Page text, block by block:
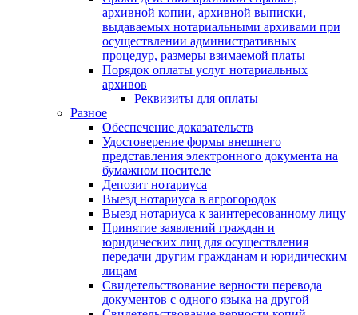
архивной копии, архивной выписки,
выдаваемых нотариальными архивами при
осуществлении административных
процедур, размеры взимаемой платы
Порядок оплаты услуг нотариальных
архивов
Реквизиты для оплаты
Разное
Обеспечение доказательств
Удостоверение формы внешнего
представления электронного документа на
бумажном носителе
Депозит нотариуса
Выезд нотариуса в агрогородок
Выезд нотариуса к заинтересованному лицу
Принятие заявлений граждан и
юридических лиц для осуществления
передачи другим гражданам и юридическим
лицам
Свидетельствование верности перевода
документов с одного языка на другой